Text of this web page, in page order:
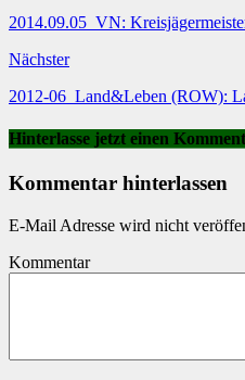
2014.09.05_VN:
Nächster
2012-06_Land&Leben (ROW):
Hinterlasse jetzt einen
Kommentar hinterlassen
E-Mail Adresse wird nicht
Kommentar